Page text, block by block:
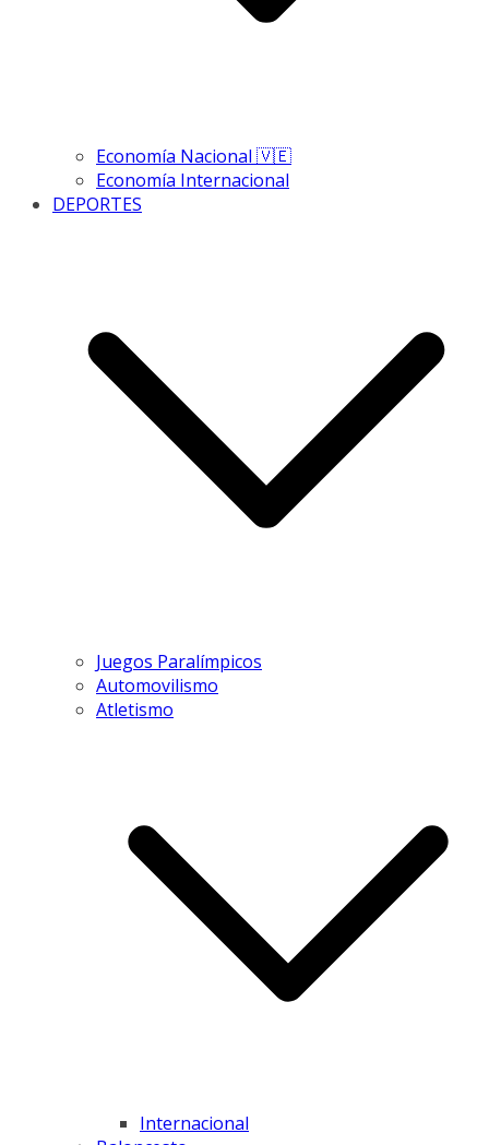
Economía Nacional 🇻🇪
Economía Internacional
DEPORTES
Juegos Paralímpicos
Automovilismo
Atletismo
Internacional